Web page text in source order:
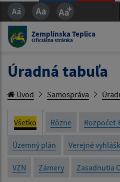
Zemplínska Teplica
Oficiálna stránka
Úradná tabuľa
Úvod Samospráva
Všetko Rôzne
Územný plán Verejné
VZN Zámery Zasadnutia